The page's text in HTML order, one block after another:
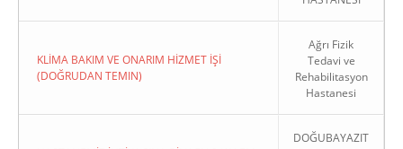
KLİMA BAKIM VE ONARIM HİZMET İŞİ
(DOĞRUDAN TEMIN)
Ağrı Fizik
Tedavi ve
Rehabilitasyon
Hastanesi
DOĞUBAYAZIT